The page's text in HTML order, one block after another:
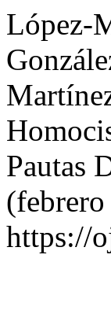
López-
Pautas
https://